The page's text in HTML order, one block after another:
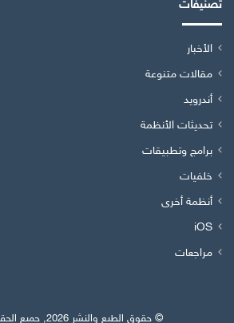
تصنيفات
الأخبار
مقالات متنوعة
أندرويد
تحديثات الأنظمة
برامج وتطبيقات
خلفيات
أنظمة أخرى
iOS
مراجعات
© حقوق الطبع والنشر 2026, جميع الحقوق محفوظة